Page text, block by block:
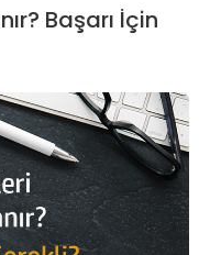
Başarı İçin